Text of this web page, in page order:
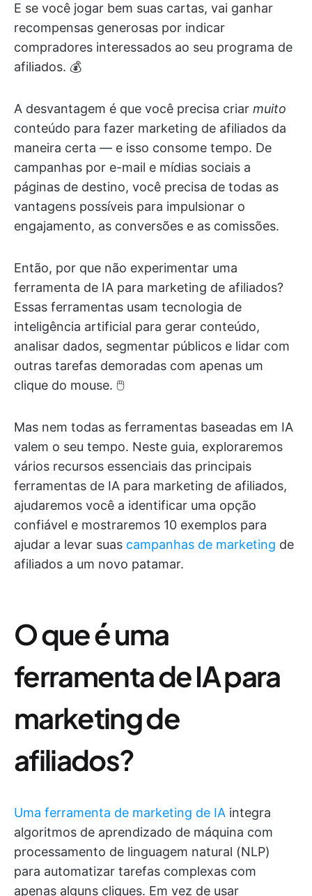
E se você jogar bem suas cartas, vai ganhar
recompensas generosas por indicar
compradores interessados ao seu programa de
afiliados. 💰
A desvantagem é que você precisa criar muito
conteúdo para fazer marketing de afiliados da
maneira certa — e isso consome tempo. De
campanhas por e-mail e mídias sociais a
páginas de destino, você precisa de todas as
vantagens possíveis para impulsionar o
engajamento, as conversões e as comissões.
Então, por que não experimentar uma
ferramenta de IA para marketing de afiliados?
Essas ferramentas usam tecnologia de
inteligência artificial para gerar conteúdo,
analisar dados, segmentar públicos e lidar com
outras tarefas demoradas com apenas um
clique do mouse. 🖱️
Mas nem todas as ferramentas baseadas em IA
valem o seu tempo. Neste guia, exploraremos
vários recursos essenciais das principais
ferramentas de IA para marketing de afiliados,
ajudaremos você a identificar uma opção
confiável e mostraremos 10 exemplos para
ajudar a levar suas campanhas de marketing de
afiliados a um novo patamar.
O que é uma
ferramenta de IA para
marketing de
afiliados?
Uma ferramenta de marketing de IA integra
algoritmos de aprendizado de máquina com
processamento de linguagem natural (NLP)
para automatizar tarefas complexas com
apenas alguns cliques. Em vez de usar